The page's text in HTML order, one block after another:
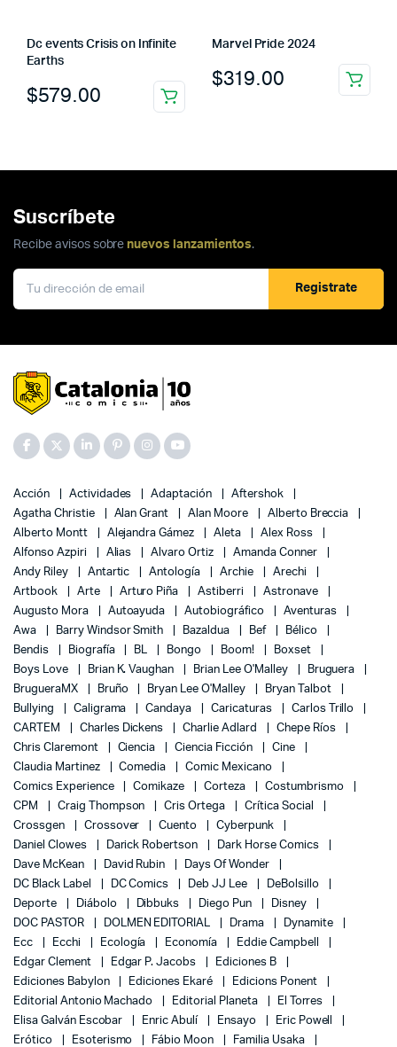
Dc events Crisis on Infinite
Earths
$579.00
Marvel Pride 2024
$319.00
Suscríbete
Recibe avisos sobre nuevos lanzamientos.
Registrate
Acción Actividades Adaptación
Aftershok
Agatha Christie
Alan Grant Alan Moore
Alberto Breccia
Alberto Montt
Alejandra Gámez Aleta
Alex Ross
Alfonso Azpiri
Alias Alvaro Ortiz
Amanda Conner
Andy Riley
Antartic Antología Archie
Arechi
Artbook
Arte Arturo Piña Astiberri
Astronave
Augusto Mora
Autoayuda Autobiográfico
Aventuras
Awa
Barry Windsor Smith Bazaldua Bef
Bélico
Bendis
Biografía BL Bongo Boom!
Boxset
Boys Love
Brian K. Vaughan Brian Lee O'Malley
Bruguera
BrugueraMX
Bruño Bryan Lee O'Malley
Bryan Talbot
Bullying
Caligrama Candaya Caricaturas
Carlos Trillo
CARTEM
Charles Dickens Charlie Adlard
Chepe Ríos
Chris Claremont
Ciencia Ciencia Ficción
Cine
Claudia Martinez
Comedia
Comic Mexicano
Comics Experience
Comikaze Corteza
Costumbrismo
CPM
Craig Thompson Cris Ortega
Crítica Social
Crossgen
Crossover Cuento
Cyberpunk
Daniel Clowes
Darick Robertson
Dark Horse Comics
Dave McKean
David Rubin
Days Of Wonder
DC Black Label
DC Comics Deb JJ Lee
DeBolsillo
Deporte
Diábolo Dibbuks Diego Pun
Disney
DOC PASTOR
DOLMEN EDITORIAL Drama
Dynamite
Ecc
Ecchi Ecología Economía
Eddie Campbell
Edgar Clement
Edgar P. Jacobs
Ediciones B
Ediciones Babylon
Ediciones Ekaré
Edicions Ponent
Editorial Antonio Machado
Editorial Planeta
El Torres
Elisa Galván Escobar
Enric Abulí Ensayo
Eric Powell
Erótico
Esoterismo Fábio Moon
Familia Usaka